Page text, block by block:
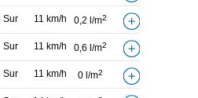
Sur 11 km/h 0,2 l/m2
Sur 11 km/h 0,6 l/m2
Sur 11 km/h 0 l/m2